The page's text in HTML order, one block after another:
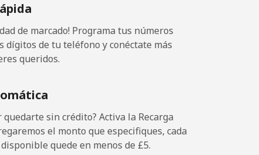
-
-
de marcado! Programa tus números
dígitos de tu teléfono y conéctate más
queridos.
quedarte sin crédito? Activa la Recarga
el monto que especifiques, cada
quede en menos de ⁦£5⁩.